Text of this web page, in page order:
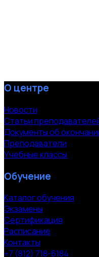
О центре
Новости
Статьи
Документы об
Преподаватели
Учебные классы
Обучение
Каталог обучения
Экзамены
Сертификация
Расписание
Контакты
+7 (812) 718-6184